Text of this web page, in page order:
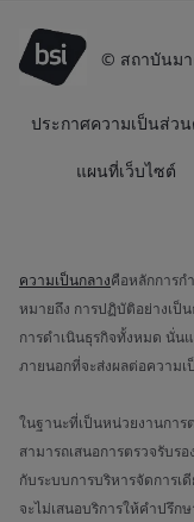
© สถาบันมา
ประกาศความเป็นส่ว
แผนที่เว็บไซต์
ความเป็นกลางคือหลักการก
หมายถึง การปฏิบัติอย่างเป็
การดำเนินธุรกิจทั้งหมด นั่น
ภายนอกที่จะส่งผลต่อความเ
ในฐานะที่เป็นหน่วยงานการ
สามารถเสนอการตรวจรับร
กับระบบการบริหารจัดการเ
จะไม่เสนอบริการให้คำปรึก